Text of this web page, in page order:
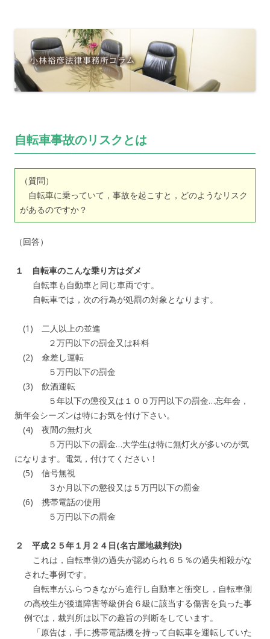
自転車事故のリスクとは
（質問）
自転車に乗っていて，事故を起こすと，どのようなリスク
があるのですか？
（回答）
１ 自転車のこんな乗り方はダメ
自転車も自動車と同じ車両です。
自転車では，次の行為が処罰の対象となります。
(1) 二人以上の並進
２万円以下の罰金又は科料
(2) 傘差し運転
５万円以下の罰金
(3) 飲酒運転
５年以下の懲役又は１００万円以下の罰金…忘年会，
新年会シーズンは特にお気を付け下さい。
(4) 夜間の無灯火
５万円以下の罰金…大学生は特に無灯火が多いのが気
になります。電気，付けてください！
(5) 信号無視
３か月以下の懲役又は５万円以下の罰金
(6) 携帯電話の使用
５万円以下の罰金
２ 平成２５年１月２４日(名古屋地裁判決)
これは，自転車側の過失が認められ６５％の過失相殺がな
された事例です。
自転車がふらつきながら進行し自動車と衝突し，自転車側
の高校生が後遺障害等級併合６級に該当する傷害を負った事
例では，裁判所は以下の趣旨の判断をしています。
「原告は，手に携帯電話機を持って自転車を運転していた